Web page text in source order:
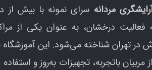
مردانه سرای نمونه با بیش از
فعالیت درخشان، به عنوان یکی از
در تهران شناخته می‌شود. این آموزشگاه
مربیان باتجربه، تجهیزات به‌روز و استفاده